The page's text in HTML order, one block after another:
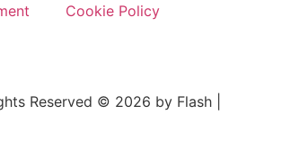
Cookie Policy
Reserved © 2026 by Flash |